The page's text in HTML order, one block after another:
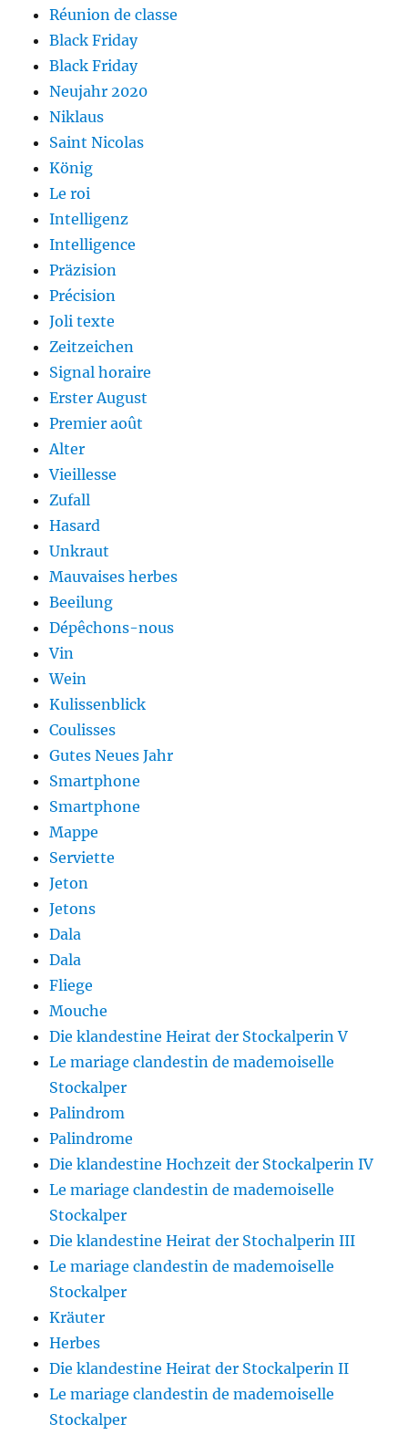
Réunion de classe
Black Friday
Black Friday
Neujahr 2020
Niklaus
Saint Nicolas
König
Le roi
Intelligenz
Intelligence
Präzision
Précision
Joli texte
Zeitzeichen
Signal horaire
Erster August
Premier août
Alter
Vieillesse
Zufall
Hasard
Unkraut
Mauvaises herbes
Beeilung
Dépêchons-nous
Vin
Wein
Kulissenblick
Coulisses
Gutes Neues Jahr
Smartphone
Smartphone
Mappe
Serviette
Jeton
Jetons
Dala
Dala
Fliege
Mouche
Die klandestine Heirat der Stockalperin V
Le mariage clandestin de mademoiselle
Stockalper
Palindrom
Palindrome
Die klandestine Hochzeit der Stockalperin IV
Le mariage clandestin de mademoiselle
Stockalper
Die klandestine Heirat der Stochalperin III
Le mariage clandestin de mademoiselle
Stockalper
Kräuter
Herbes
Die klandestine Heirat der Stockalperin II
Le mariage clandestin de mademoiselle
Stockalper